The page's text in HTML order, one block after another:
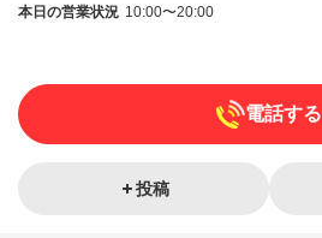
本日の営業状況 10:00〜20:00
電話する
投稿